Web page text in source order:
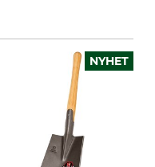
NYHET